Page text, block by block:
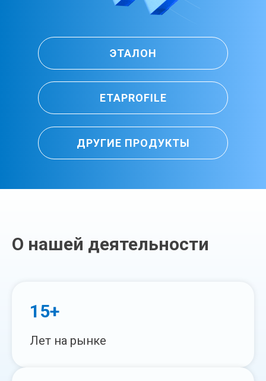
ДРУГИЕ ПРОДУКТЫ
ЭТАЛОН
ETAPROFILE
О нашей деятельности
15+
Лет на рынке